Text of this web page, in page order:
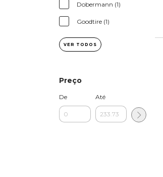
Dobermann (1)
Goodtire (1)
VER TODOS
Preço
De Até